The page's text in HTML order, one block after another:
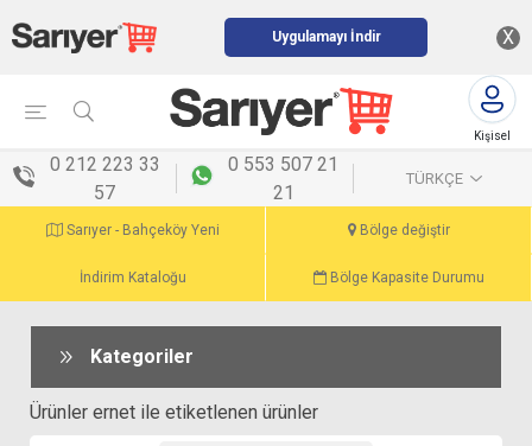
Uygulamayı İndir X
Kişisel
0 212 223 33
57
0 553 507 21
21
TÜRKÇE
Sarıyer - Bahçeköy Yeni Bölge değiştir
İndirim Kataloğu Bölge Kapasite Durumu
Kategoriler
Ürünler ernet ile etiketlenen ürünler